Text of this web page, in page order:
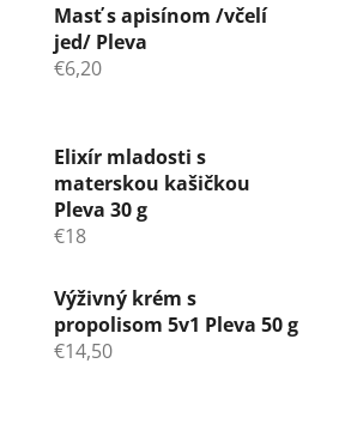
Masť s apisínom /včelí
jed/ Pleva
€6,20
Elixír mladosti s
materskou kašičkou
Pleva 30 g
€18
Výživný krém s
propolisom 5v1 Pleva 50 g
€14,50